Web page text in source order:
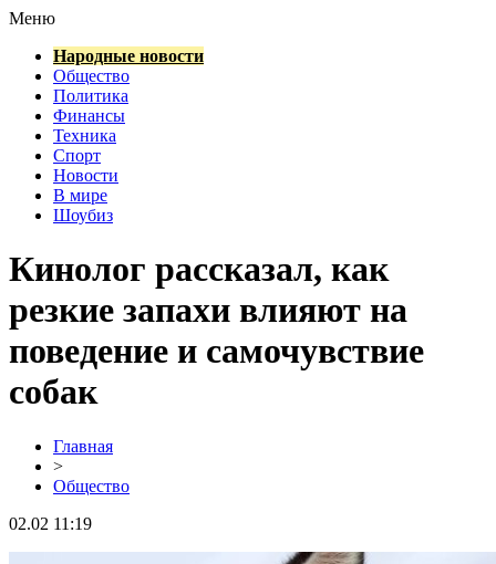
Меню
Народные новости
Общество
Политика
Финансы
Техника
Спорт
Новости
В мире
Шоубиз
Кинолог рассказал, как
резкие запахи влияют на
поведение и самочувствие
собак
Главная
>
Общество
02.02 11:19